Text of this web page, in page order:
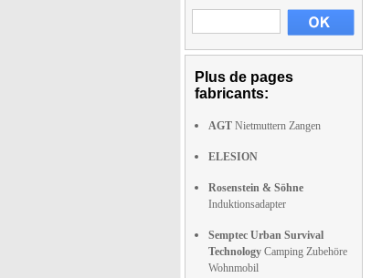
Plus de pages
fabricants:
AGT Nietmuttern Zangen
ELESION
Rosenstein & Söhne
Induktionsadapter
Semptec Urban Survival
Technology Camping Zubehöre
Wohnmobil